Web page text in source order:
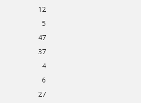
12
5
47
37
4
6
27